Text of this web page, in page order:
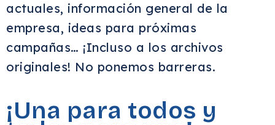
actuales, información general de la
empresa, ideas para próximas
campañas… ¡Incluso a los archivos
originales! No ponemos barreras.
¡Una para todos y